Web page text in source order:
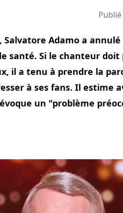
Salvatore Adamo a
santé. Si le chanteur doit
il a tenu à prendre la
à ses fans. Il estime
un "problème